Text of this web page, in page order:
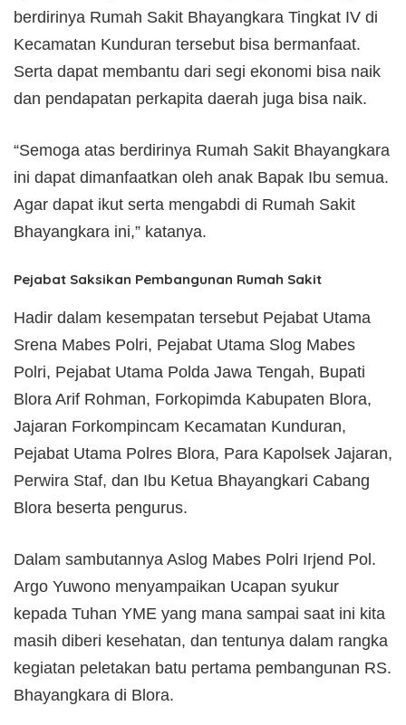
berdirinya Rumah Sakit Bhayangkara Tingkat IV di
Kecamatan Kunduran tersebut bisa bermanfaat.
Serta dapat membantu dari segi ekonomi bisa naik
dan pendapatan perkapita daerah juga bisa naik.
“Semoga atas berdirinya Rumah Sakit Bhayangkara
ini dapat dimanfaatkan oleh anak Bapak Ibu semua.
Agar dapat ikut serta mengabdi di Rumah Sakit
Bhayangkara ini,” katanya.
Pejabat Saksikan Pembangunan Rumah Sakit
Hadir dalam kesempatan tersebut Pejabat Utama
Srena Mabes Polri, Pejabat Utama Slog Mabes
Polri, Pejabat Utama Polda Jawa Tengah, Bupati
Blora Arif Rohman, Forkopimda Kabupaten Blora,
Jajaran Forkompincam Kecamatan Kunduran,
Pejabat Utama Polres Blora, Para Kapolsek Jajaran,
Perwira Staf, dan Ibu Ketua Bhayangkari Cabang
Blora beserta pengurus.
Dalam sambutannya Aslog Mabes Polri Irjend Pol.
Argo Yuwono menyampaikan Ucapan syukur
kepada Tuhan YME yang mana sampai saat ini kita
masih diberi kesehatan, dan tentunya dalam rangka
kegiatan peletakan batu pertama pembangunan RS.
Bhayangkara di Blora.